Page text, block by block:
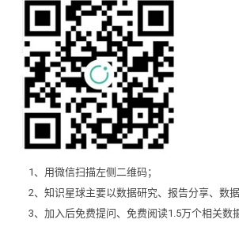
1、用微信扫描左侧二维码；
2、知识星球主要以数据研究、报告分享、数据
3、加入后免费提问、免费阅读1.5万个相关数